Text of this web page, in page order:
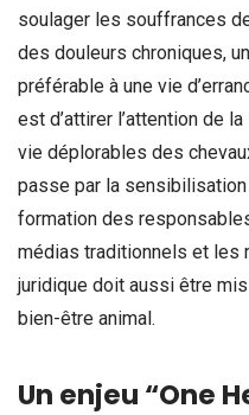
soulager les souffrances
des douleurs chroniques,
préférable à une vie
est d’attirer l’attention de
vie déplorables des
passe par la sensibilisation
formation des
médias traditionnels et les
juridique doit aussi être
bien-être animal.
Un enjeu “One